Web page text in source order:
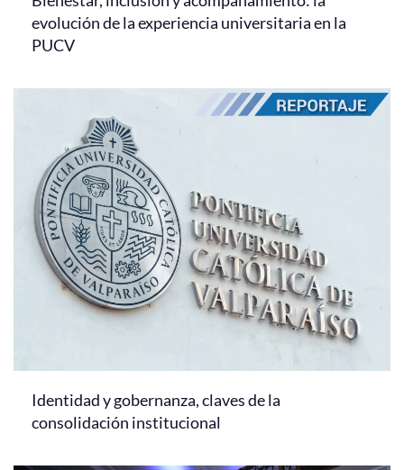
evolución de la experiencia universitaria en la
PUCV
Identidad y gobernanza, claves de la
consolidación institucional